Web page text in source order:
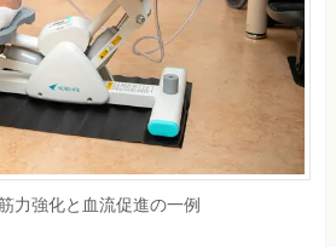
力強化と血流促進の一例